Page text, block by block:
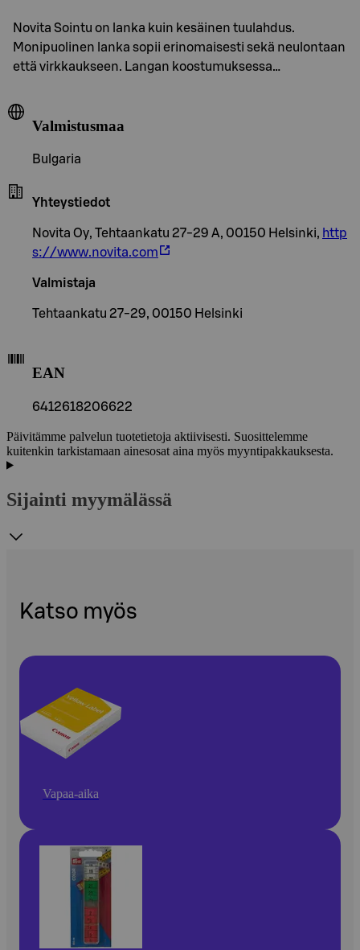
Novita Sointu on lanka kuin kesäinen tuulahdus.
Monipuolinen lanka sopii erinomaisesti sekä neulontaan
että virkkaukseen. Langan koostumuksessa…
Valmistusmaa
Bulgaria
Yhteystiedot
Novita Oy, Tehtaankatu 27-29 A, 00150 Helsinki, http
s://www.novita.com
Valmistaja
Tehtaankatu 27-29, 00150 Helsinki
EAN
6412618206622
Päivitämme palvelun tuotetietoja aktiivisesti. Suosittelemme
kuitenkin tarkistamaan ainesosat aina myös myyntipakkauksesta.
Sijainti myymälässä
Katso myös
Vapaa-aika